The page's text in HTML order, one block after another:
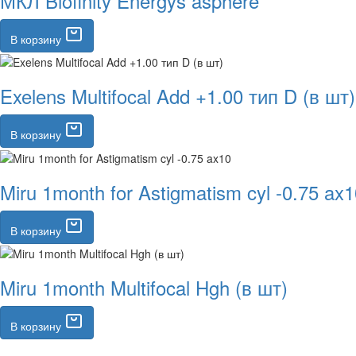
В корзину
Exelens Multifocal Add +1.00 тип D (в шт)
В корзину
Miru 1month for Astigmatism cyl -0.75
В корзину
Miru 1month Multifocal Hgh (в шт)
В корзину